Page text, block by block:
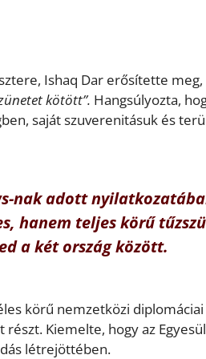
Ishaq Dar erősítette meg,
kötött”. Hangsúlyozta,
saját szuverenitásuk és
nak adott
hanem teljes körű
a két ország között.
körű nemzetközi
Kiemelte, hogy az
létrejöttében.